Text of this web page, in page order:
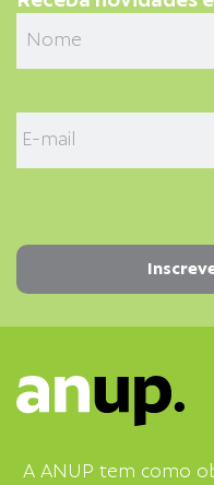
A ANUP tem como